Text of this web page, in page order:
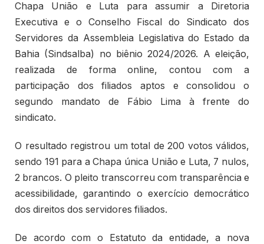
Chapa União e Luta para assumir a Diretoria
Executiva e o Conselho Fiscal do Sindicato dos
Servidores da Assembleia Legislativa do Estado da
Bahia (Sindsalba) no biênio 2024/2026. A eleição,
realizada de forma online, contou com a
participação dos filiados aptos e consolidou o
segundo mandato de Fábio Lima à frente do
sindicato.
O resultado registrou um total de 200 votos válidos,
sendo 191 para a Chapa única União e Luta, 7 nulos,
2 brancos. O pleito transcorreu com transparência e
acessibilidade, garantindo o exercício democrático
dos direitos dos servidores filiados.
De acordo com o Estatuto da entidade, a nova